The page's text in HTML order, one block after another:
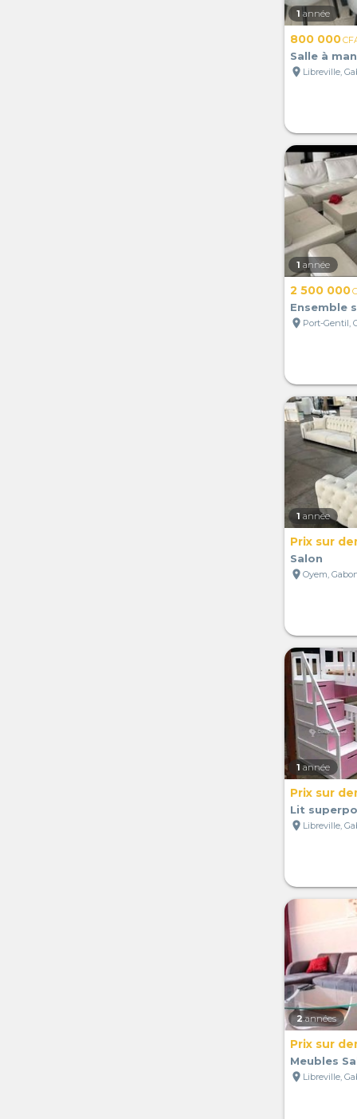
1 année
800 000
Salle à
location_on Libreville,
1 année
2 500 000
Ensemble
location_on Port-Gentil,
1 année
Prix sur
Salon
location_on Oyem,
1 année
Prix sur
Lit
location_on Libreville,
2 années
Prix sur
Meubles
location_on Libreville,